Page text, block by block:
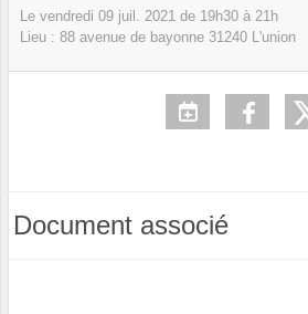
Le vendredi 09 juil. 2021 de 19h30 à 21h
Lieu : 88 avenue de bayonne 31240 L'union
Document associé